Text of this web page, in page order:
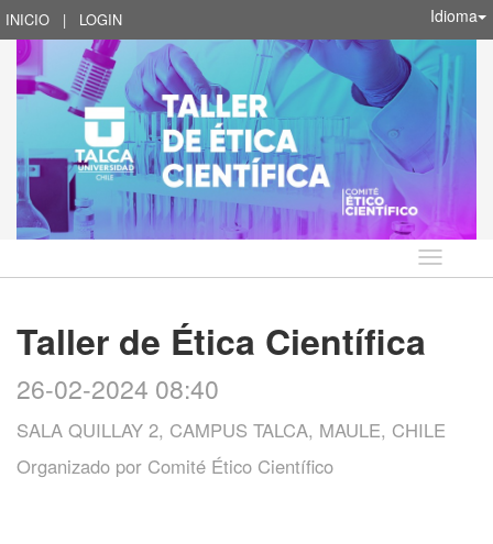
INICIO | LOGIN Idioma
Idioma
Taller de Ética Científica
26-02-2024 08:40
SALA QUILLAY 2, CAMPUS TALCA, MAULE, CHILE
Organizado por Comité Ético Científico